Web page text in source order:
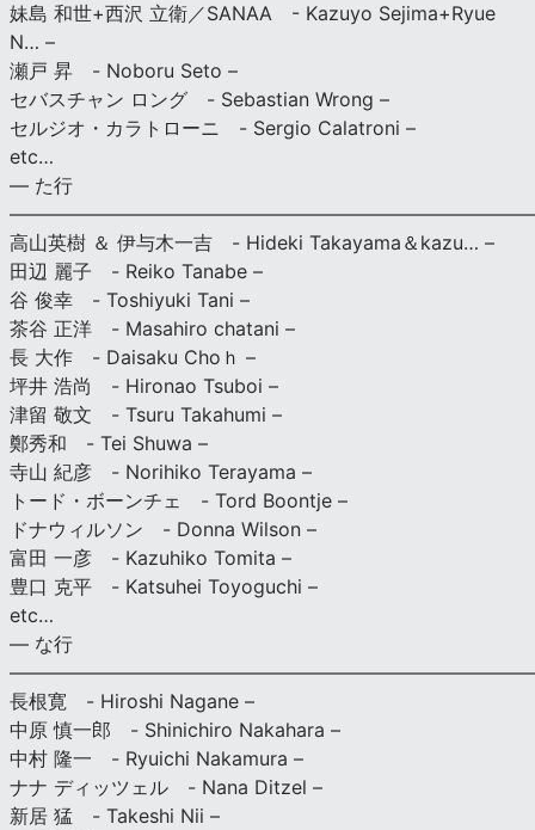
妹島 和世+西沢 立衛／SANAA - Kazuyo Sejima+Ryue
N… –
瀬戸 昇 - Noboru Seto –
セバスチャン ロング - Sebastian Wrong –
セルジオ・カラトローニ - Sergio Calatroni –
etc…
— た行
高山英樹 ＆ 伊与木一吉 - Hideki Takayama＆kazu… –
田辺 麗子 - Reiko Tanabe –
谷 俊幸 - Toshiyuki Tani –
茶谷 正洋 - Masahiro chatani –
長 大作 - Daisaku Choｈ –
坪井 浩尚 - Hironao Tsuboi –
津留 敬文 - Tsuru Takahumi –
鄭秀和 - Tei Shuwa –
寺山 紀彦 - Norihiko Terayama –
トード・ボーンチェ - Tord Boontje –
ドナウィルソン - Donna Wilson –
富田 一彦 - Kazuhiko Tomita –
豊口 克平 - Katsuhei Toyoguchi –
etc…
— な行
長根寛 - Hiroshi Nagane –
中原 慎一郎 - Shinichiro Nakahara –
中村 隆一 - Ryuichi Nakamura –
ナナ ディッツェル - Nana Ditzel –
新居 猛 - Takeshi Nii –